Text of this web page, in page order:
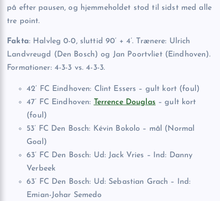
på efter pausen, og hjemmeholdet stod til sidst med alle
tre point.
Fakta: Halvleg 0-0, sluttid 90’ + 4’. Trænere: Ulrich
Landvreugd (Den Bosch) og Jan Poortvliet (Eindhoven).
Formationer: 4-3-3 vs. 4-3-3.
42’ FC Eindhoven: Clint Essers – gult kort (foul)
47’ FC Eindhoven: Terrence Douglas – gult kort
(foul)
53’ FC Den Bosch: Kévin Bokolo – mål (Normal
Goal)
63’ FC Den Bosch: Ud: Jack Vries – Ind: Danny
Verbeek
63’ FC Den Bosch: Ud: Sebastian Grach – Ind:
Emian-Johar Semedo